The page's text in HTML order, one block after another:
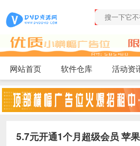
网站首页 软件仓库 活动资
5.7元开通1个月超级会员 苹